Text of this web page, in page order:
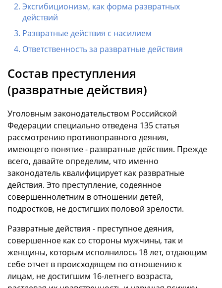
Эксгибиционизм, как форма развратных
действий
Развратные действия с насилием
Ответственность за развратные действия
Состав преступления
(развратные действия)
Уголовным законодательством Российской
Федерации специально отведена 135 статья
рассмотрению противоправного деяния,
имеющего понятие - развратные действия. Прежде
всего, давайте определим, что именно
законодатель квалифицирует как развратные
действия. Это преступление, содеянное
совершеннолетним в отношении детей,
подростков, не достигших половой зрелости.
Развратные действия - преступное деяния,
совершенное как со стороны мужчины, так и
женщины, которым исполнилось 18 лет, отдающим
себе отчет в происходящем по отношению к
лицам, не достигшим 16-летнего возраста,